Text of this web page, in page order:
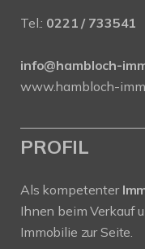
Tel.: 0221 / 733541
info@hambloch-
www.hambloch-
PROFIL
Als kompetenter
Ihnen beim Verkauf
Immobilie zur Seite.